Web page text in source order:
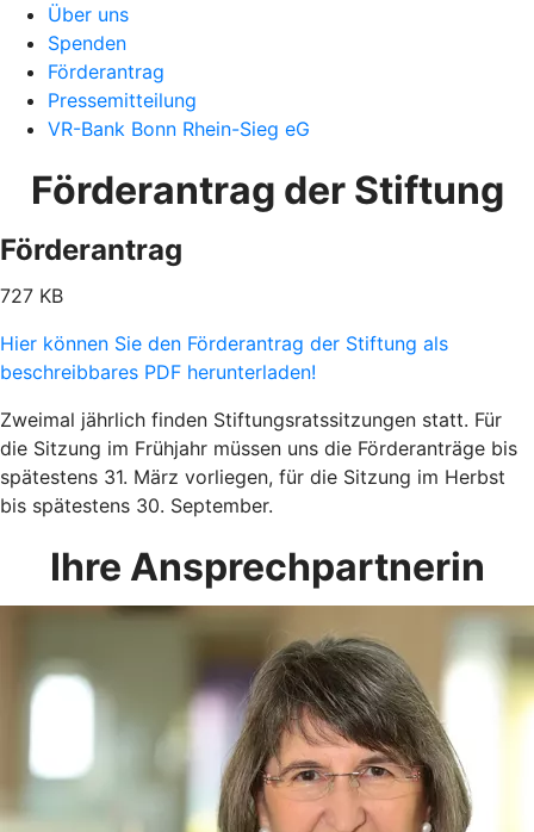
Über uns
Spenden
Förderantrag
Pressemitteilung
VR-Bank Bonn Rhein-Sieg eG
Förderantrag der Stiftung
Förderantrag
727 KB
Hier können Sie den Förderantrag der Stiftung als
beschreibbares PDF herunterladen!
Zweimal jährlich finden Stiftungsratssitzungen statt. Für
die Sitzung im Frühjahr müssen uns die Förderanträge bis
spätestens 31. März vorliegen, für die Sitzung im Herbst
bis spätestens 30. September.
Ihre Ansprechpartnerin